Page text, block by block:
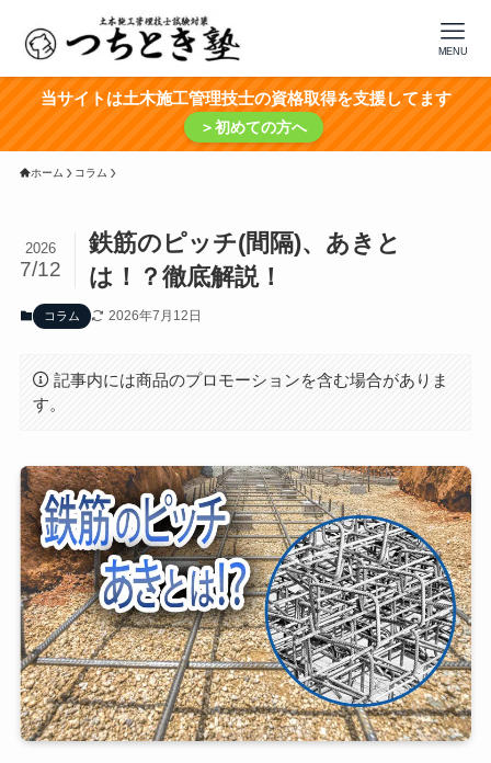
MENU
当サイトは土木施工管理技士の資格取得を支援してます
＞初めての方へ
ホーム コラム
鉄筋のピッチ(間隔)、あきと
は！？徹底解説！
2026
7/12
コラム 2026年7月12日
記事内には商品のプロモーションを含む場合がありま
す。